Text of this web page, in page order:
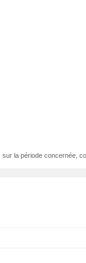
la période concernée,